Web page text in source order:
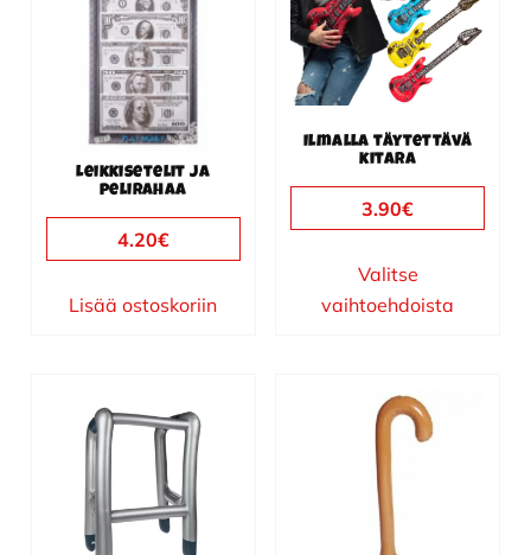
Leikkisetelit ja
pelirahaa
4.20€
Lisää ostoskoriin
Ilmalla täytettävä
kitara
3.90€
Valitse
vaihtoehdoista
useampi
muunnelma.
Voit
tehdä
valinnat
tuotteen